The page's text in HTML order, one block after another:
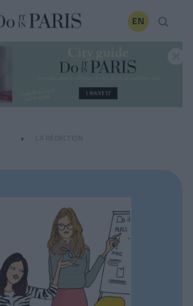
EN
LA RÉDACTION